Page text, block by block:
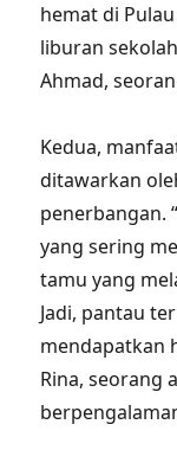
hemat di
liburan
Ahmad,
Kedua,
ditawarkan
penerbangan.
yang sering
tamu yang
Jadi, pantau
mendapatkan
Rina, seorang